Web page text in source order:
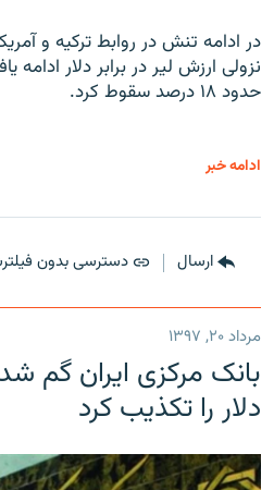
در ادامه تنش در روابط ترکیه و
نزولی ارزش لیر در برابر دلار
حدود ۱۸ درصد سقوط کرد.
ادامه خبر
ارسال دسترسی بدون
مرداد ۲۰, ۱۳۹۷
دلار را تکذیب کرد